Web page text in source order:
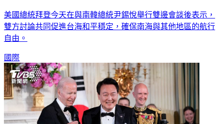
美國總統拜登今天在與南韓總統尹錫悅舉行雙邊會談後表示，
雙方討論共同促進台海和平穩定，確保南海與其他地區的航行
自由。
國際